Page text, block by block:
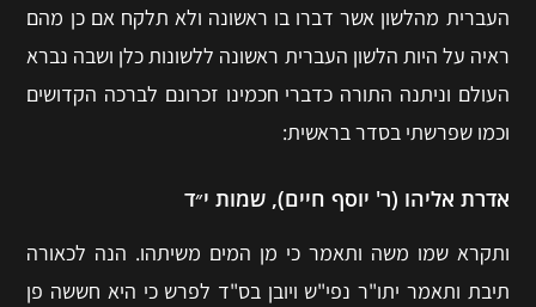
העברית מהלשון אשר דברו בו ראשונה ולא תלקח אם כן מהם
ראיה על היות הלשון העברית ראשונה ללשונות כלן ושבה נברא
העולם וניתנה התורה כדברי חכמינו זכרונם לברכה הקדושים
וכמו שפרשתי בסדר בראשית:
אדרת אליהו (ר' יוסף חיים), שמות י״ד
ותקרא שמו משה ותאמר כי מן המים משיתהו. הנה לכאורה
תיבת ותאמר יתו"ר נפי"ש ויובן בס"ד לפרש כי היא חששה פן